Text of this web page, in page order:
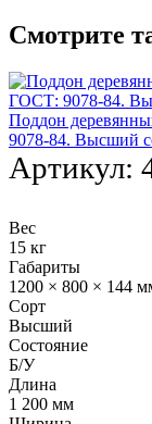
Смотрите
Поддон
9078-84. Высший
Артикул:
Вес
15 кг
Габариты
1200 × 800 × 144
Сорт
Высший
Состояние
Б/У
Длина
1 200 мм